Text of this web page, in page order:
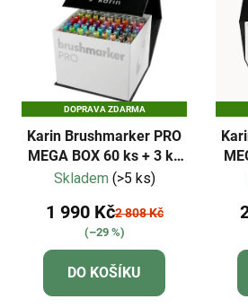
DOPRAVA ZDARMA
Karin Brushmarker PRO
MEGA BOX 60 ks + 3 ks
Blender
Skladem (>5 ks)
1 990 Kč2 808 Kč
(–29 %)
DO KOŠÍKU